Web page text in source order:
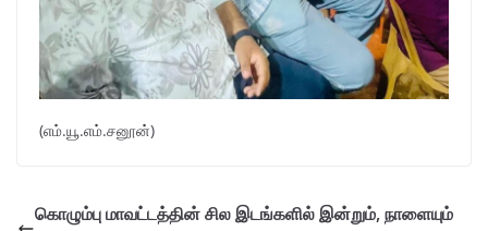
(எம்.யூ.எம்.சனூன்)
கொழும்பு மாவட்டத்தின் சில இடங்களில் இன்றும், நாளையும்